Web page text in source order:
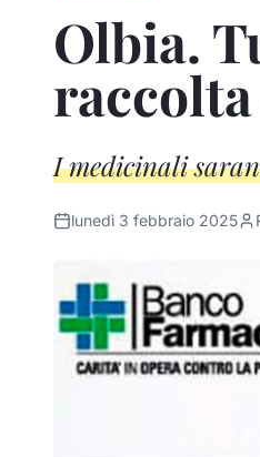
Olbia.
I medicinali
lunedì 3 febbraio 2025